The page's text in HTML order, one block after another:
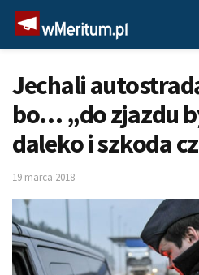
Jechali
bo… „do zjazdu
daleko i szkoda
19 marca 2018